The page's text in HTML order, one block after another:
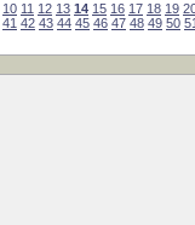
10 11 12 13 14 15 16 17 18 19
41 42 43 44 45 46 47 48 49 50